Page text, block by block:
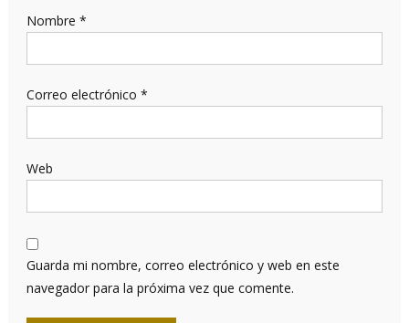
Nombre *
Correo electrónico *
Web
Guarda mi nombre, correo electrónico y web en este
navegador para la próxima vez que comente.